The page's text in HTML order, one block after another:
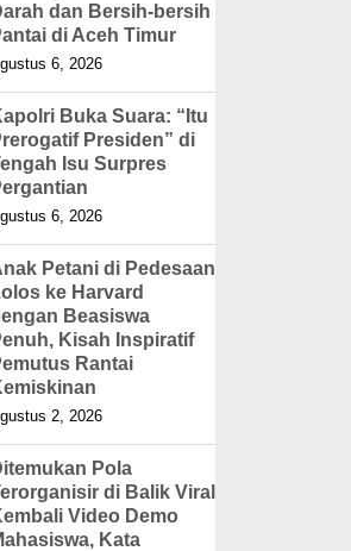
dan Bersih-bersih
di Aceh Timur
6, 2026
Buka Suara: “Itu
Presiden” di
Isu Surpres
6, 2026
Petani di Pedesaan
ke Harvard
Beasiswa
Kisah Inspiratif
Rantai
2, 2026
Pola
di Balik Viral
Video Demo
Kata